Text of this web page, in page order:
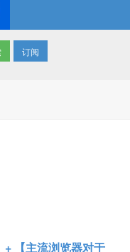
订阅
+ 【主流浏览器对于